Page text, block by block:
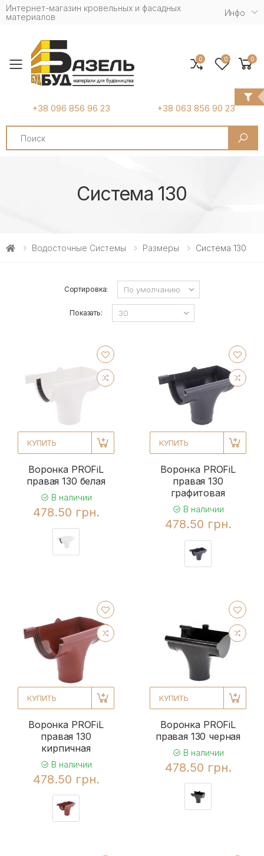
Интернет-магазин кровельных и фасадных
материалов
Инфо
Toggle mobile menu
+38 096 856 96 23 +38 063 856 90 23
Search
0 0 0
Система 130
Водосточные Системы Размеры Система 130
Сортировка:
Показать:
КУПИТЬ
Воронка PROFiL
правая 130 белая
В наличии
478.50 грн.
КУПИТЬ
Воронка PROFiL
правая 130
графитовая
В наличии
478.50 грн.
КУПИТЬ
Воронка PROFiL
правая 130
кирпичная
В наличии
478.50 грн.
КУПИТЬ
Воронка PROFiL
правая 130 черная
В наличии
478.50 грн.